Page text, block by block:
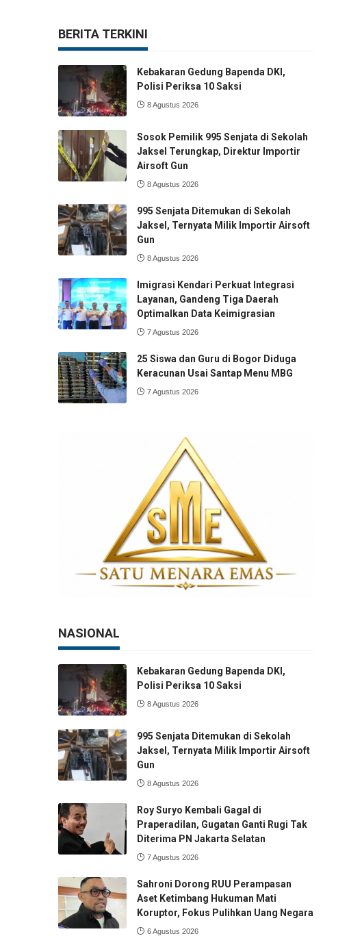
BERITA TERKINI
Kebakaran Gedung Bapenda DKI,
Polisi Periksa 10 Saksi
8 Agustus 2026
Sosok Pemilik 995 Senjata di Sekolah
Jaksel Terungkap, Direktur Importir
Airsoft Gun
8 Agustus 2026
995 Senjata Ditemukan di Sekolah
Jaksel, Ternyata Milik Importir Airsoft
Gun
8 Agustus 2026
Imigrasi Kendari Perkuat Integrasi
Layanan, Gandeng Tiga Daerah
Optimalkan Data Keimigrasian
7 Agustus 2026
25 Siswa dan Guru di Bogor Diduga
Keracunan Usai Santap Menu MBG
7 Agustus 2026
NASIONAL
Kebakaran Gedung Bapenda DKI,
Polisi Periksa 10 Saksi
8 Agustus 2026
995 Senjata Ditemukan di Sekolah
Jaksel, Ternyata Milik Importir Airsoft
Gun
8 Agustus 2026
Roy Suryo Kembali Gagal di
Praperadilan, Gugatan Ganti Rugi Tak
Diterima PN Jakarta Selatan
7 Agustus 2026
Sahroni Dorong RUU Perampasan
Aset Ketimbang Hukuman Mati
Koruptor, Fokus Pulihkan Uang Negara
6 Agustus 2026